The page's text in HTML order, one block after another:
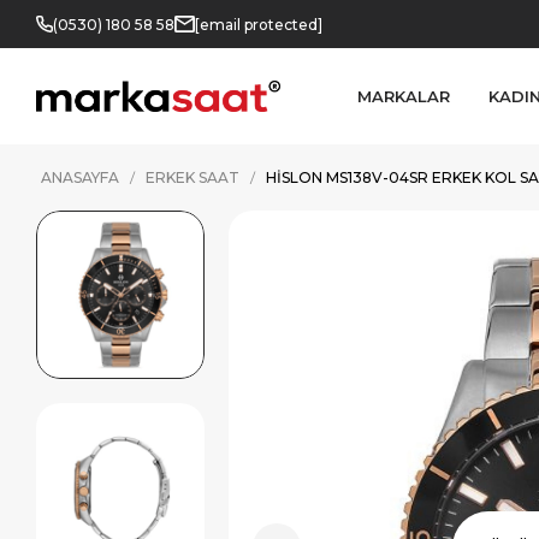
(0530) 180 58 58 [email protected]
MARKALAR
ANASAYFA ERKEK SAAT HISLON MS138V-04SR ERKEK KOL